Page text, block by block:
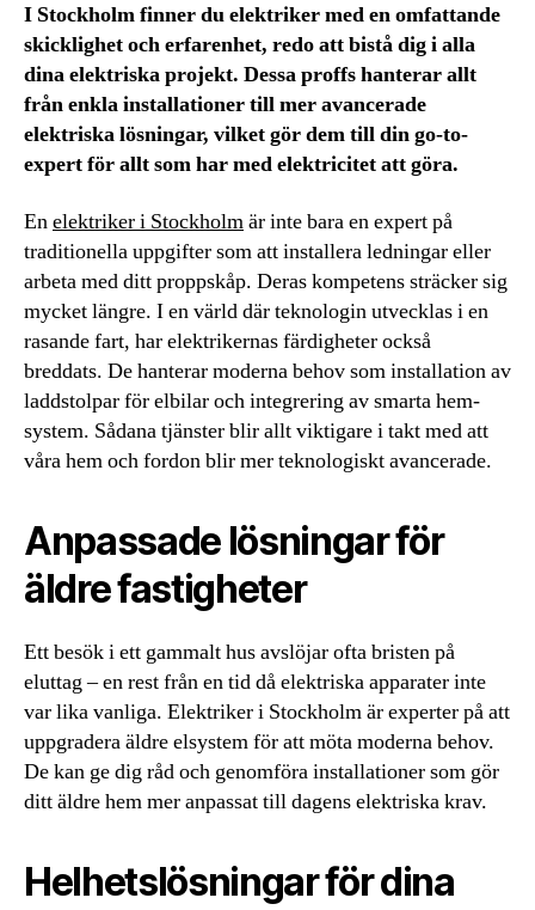
I Stockholm finner du elektriker med en omfattande
skicklighet och erfarenhet, redo att bistå dig i alla
dina elektriska projekt. Dessa proffs hanterar allt
från enkla installationer till mer avancerade
elektriska lösningar, vilket gör dem till din go-to-
expert för allt som har med elektricitet att göra.
Enelektriker i Stockholmär inte bara en expert på
traditionella uppgifter som att installera ledningar eller
arbeta med ditt proppskåp. Deras kompetens sträcker sig
mycket längre. I en värld där teknologin utvecklas i en
rasande fart, har elektrikernas färdigheter också
breddats. De hanterar moderna behov som installation av
laddstolpar för elbilar och integrering av smarta hem-
system. Sådana tjänster blir allt viktigare i takt med att
våra hem och fordon blir mer teknologiskt avancerade.
Anpassade lösningar för
äldre fastigheter
Ett besök i ett gammalt hus avslöjar ofta bristen på
eluttag – en rest från en tid då elektriska apparater inte
var lika vanliga. Elektriker i Stockholm är experter på att
uppgradera äldre elsystem för att möta moderna behov.
De kan ge dig råd och genomföra installationer som gör
ditt äldre hem mer anpassat till dagens elektriska krav.
Helhetslösningar för dina